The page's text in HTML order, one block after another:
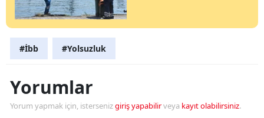
#İbb #Yolsuzluk
Yorumlar
Yorum yapmak için, istersenizgiriş yapabilirveya kayıt olabilirsiniz.